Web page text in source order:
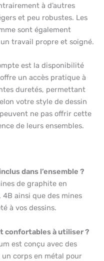
à d’autres
et peu robustes. Les
sont également
travail propre et soigné.
est la disponibilité
un accès pratique à
duretés, permettant
votre style de dessin
ne pas offrir cette
de leurs ensembles.
dans l’ensemble ?
de graphite en
ainsi que des mines
à vos dessins.
confortables à utiliser ?
est conçu avec des
corps en métal pour